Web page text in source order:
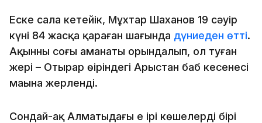
Еске сала кетейік, Мұхтар Шаханов 19 сәуір
күні 84 жасқа қараған шағында дүниеден өтті.
Ақынның соңғы аманаты орындалып, ол туған
жері – Отырар өңіріндегі Арыстан баб кесенесі
маңына жерленді.
Сондай-ақ Алматыдағы ең ірі көшелердің бірі